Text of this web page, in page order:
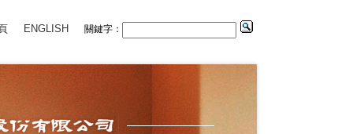
ENGLISH 關鍵字：